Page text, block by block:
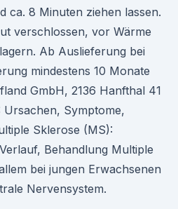
ca. 8 Minuten ziehen lassen.
verschlossen, vor Wärme
Ab Auslieferung bei
mindestens 10 Monate
GmbH, 2136 Hanfthal 41
Symptome,
Sklerose (MS):
Behandlung Multiple
bei jungen Erwachsenen
Nervensystem.